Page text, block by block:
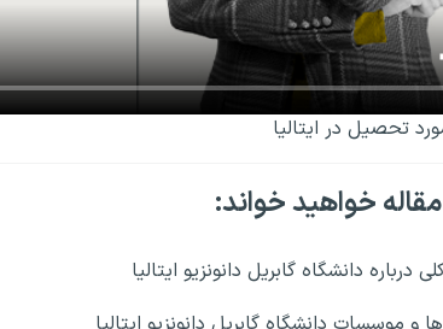
تحصیل در ایتالیا
خواهید خواند:
درباره دانشگاه گابریل دانونزیو ایتالیا